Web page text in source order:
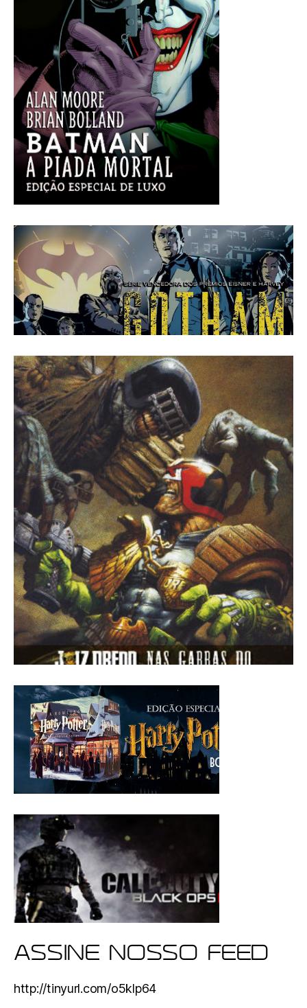
ASSINE NOSSO FEED
http://tinyurl.com/o5klp64